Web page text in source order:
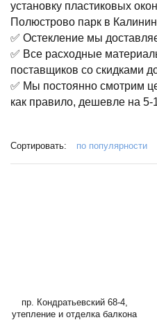
установку пластиковых
Полюстрово парк в
✅ Остекление мы
✅ Все расходные
поставщиков со скидками
✅ Мы постоянно смотрим
как правило, дешевле на 5-
Сортировать: по популярности
пр. Кондратьевский 68-4,
утепление и отделка балкона